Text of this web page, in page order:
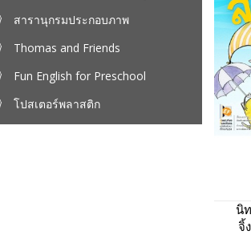
สารานุกรมประกอบภาพ
Thomas and Friends
Fun English for Preschool
โปสเตอร์พลาสติก
นิ
จิ้